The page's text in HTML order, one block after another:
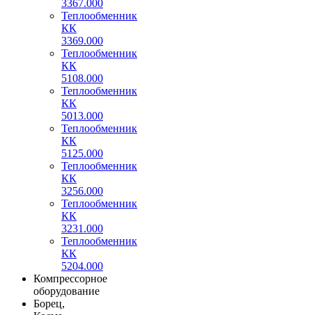
3367.000
Теплообменник
КК
3369.000
Теплообменник
КК
5108.000
Теплообменник
КК
5013.000
Теплообменник
КК
5125.000
Теплообменник
КК
3256.000
Теплообменник
КК
3231.000
Теплообменник
КК
5204.000
Компрессорное
оборудование
Борец,